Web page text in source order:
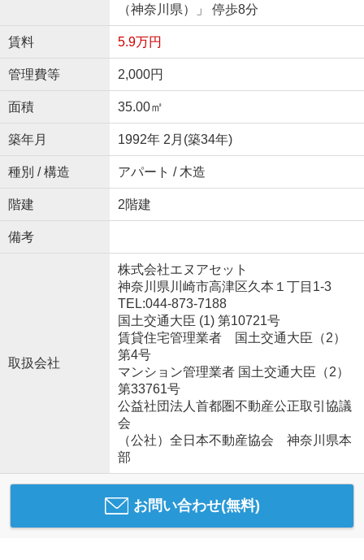
（神奈川県）」 停歩8分
賃料 5.9万円
管理費等 2,000円
面積 35.00㎡
築年月 1992年 2月(築34年)
種別 / 構造 アパート / 木造
階建 2階建
備考
取扱会社
株式会社エヌアセット
神奈川県川崎市高津区久本１丁目1-3
TEL:044-873-7188
国土交通大臣 (1) 第10721号
賃貸住宅管理業者 国土交通大臣（2）
第4号
マンション管理業者 国土交通大臣（2）
第33761号
公益社団法人首都圏不動産公正取引協議
会
（公社）全日本不動産協会 神奈川県本
部
お問い合わせ(無料)